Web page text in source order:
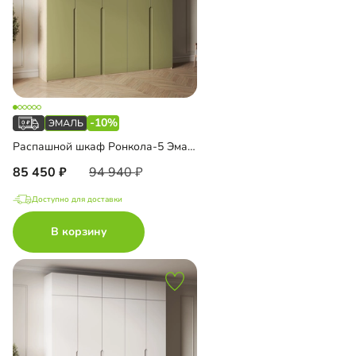
-10%
Распашной шкаф Ронкола-5 Эмаль
85 450 94 940
Доступно для доставки
В корзину